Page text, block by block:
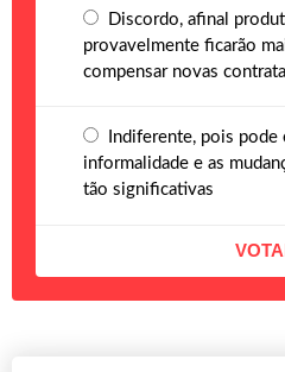
Discordo, afinal
provavelmente ficarão
compensar novas
Indiferente, pois pode
informalidade e as
tão significativas